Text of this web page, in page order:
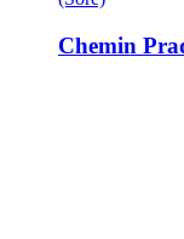
Chemin